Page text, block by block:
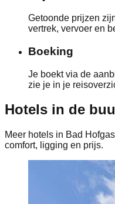
Getoonde prijzen
vertrek, vervoer en
Boeking
Je boekt via de
zie je in je
Hotels in de
Meer hotels in Bad
comfort, ligging en prijs.